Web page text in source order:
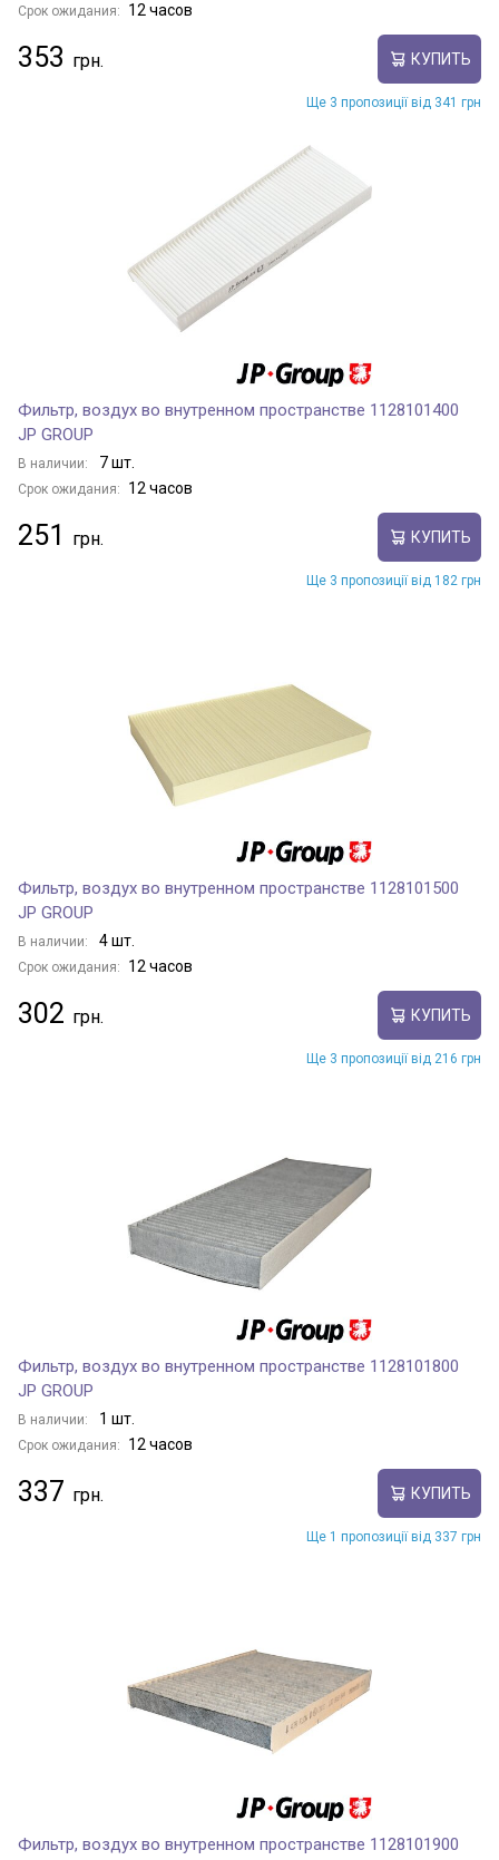
Срок ожидания: 12 часов
353 КУПИТЬ
Ще 3 пропозиції від 341 грн
Фильтр, воздух во внутренном пространстве 1128101400
JP GROUP
В наличии: 7 шт.
Срок ожидания: 12 часов
251 КУПИТЬ
Ще 3 пропозиції від 182 грн
Фильтр, воздух во внутренном пространстве 1128101500
JP GROUP
В наличии: 4 шт.
Срок ожидания: 12 часов
302 КУПИТЬ
Ще 3 пропозиції від 216 грн
Фильтр, воздух во внутренном пространстве 1128101800
JP GROUP
В наличии: 1 шт.
Срок ожидания: 12 часов
337 КУПИТЬ
Ще 1 пропозиції від 337 грн
Фильтр, воздух во внутренном пространстве 1128101900